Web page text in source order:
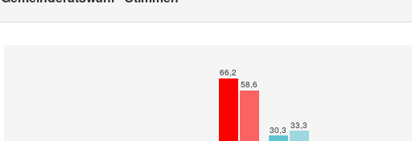
66,2
58,6
30,3 33,3